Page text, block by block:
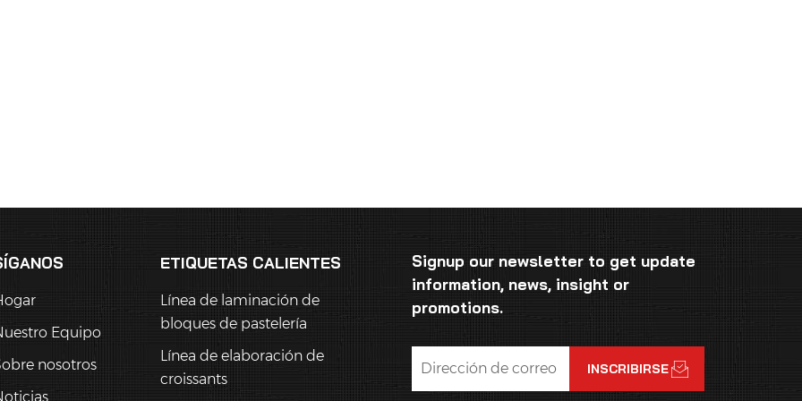
Equipo
nosotros
ETIQUETAS CALIENTES
Línea de laminación de
bloques de pastelería
Línea de elaboración de
croissants
Signup our newsletter to get update
information, news, insight or
promotions.